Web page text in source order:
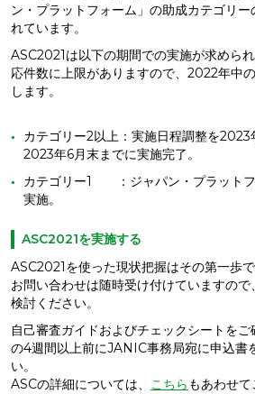
ン・プラットフォーム」の助成カテゴリ
れています。
ASC2021は以下の期間での実施が求めら
応件数に上限がありますので、2022年中
します。
カテゴリー2以上：実施日程調整を2023
2023年6月末までに実施完了。
カテゴリー1 ：ジャパン・プラットフ
実施。
ASC2021を実施する
ASC2021を使った現状把握はその第一歩
お問い合わせは随時受け付けていますの
検討ください。
自己審査ガイドおよびチェックシートを
の4週間以上前にJANIC事務局宛に申込書
い。
ASCの詳細については、 こちら もあわせて